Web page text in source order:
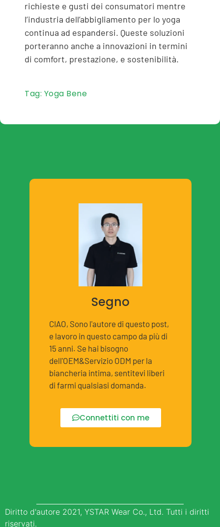
richieste e gusti dei consumatori mentre
l’industria dell’abbigliamento per lo yoga
continua ad espandersi. Queste soluzioni
porteranno anche a innovazioni in termini
di comfort, prestazione, e sostenibilità.
Tag: Yoga Bene
Segno
CIAO, Sono l'autore di questo post,
e lavoro in questo campo da più di
15 anni. Se hai bisogno
dell'OEM&Servizio ODM per la
biancheria intima, sentitevi liberi
di farmi qualsiasi domanda.
Connettiti con me
Diritto d'autore 2021, YSTAR Wear Co., Ltd. Tutti i diritti
riservati.